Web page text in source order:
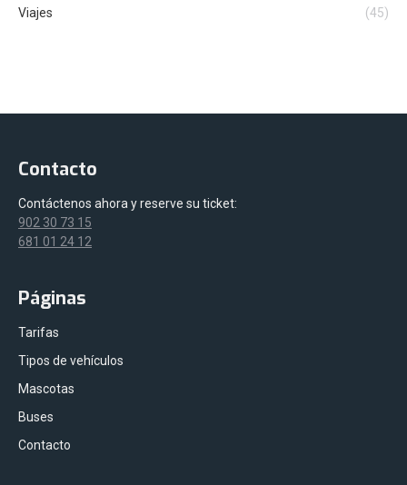
Viajes
(45)
Contacto
Contáctenos ahora y reserve su ticket:
902 30 73 15
681 01 24 12
Páginas
Tarifas
Tipos de vehículos
Mascotas
Buses
Contacto